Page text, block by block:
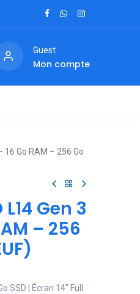
Guest
Mon compte
16 Go RAM – 256 Go
Gen 3
– 256
SSD | Écran 14" Full